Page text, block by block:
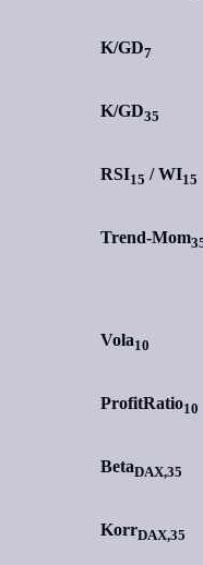
K/GD7
K/GD35
RSI15 /WI15
Trend-Mom
Vola10
ProfitRatio10
BetaDAX,35
KorrDAX,35